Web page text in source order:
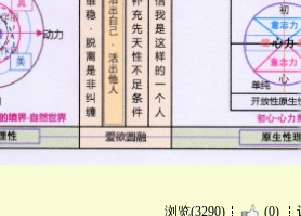
浏览(3290) (0)